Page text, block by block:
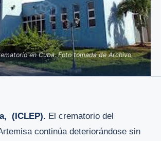
en Cuba. Foto tomada de Archivo
(ICLEP). El crematorio del
continúa deteriorándose sin